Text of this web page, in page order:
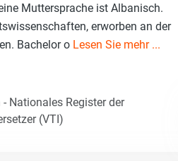
Muttersprache ist Albanisch.
erworben an der
Bachelor o Lesen Sie mehr ...
Nationales Register der
(VTI)